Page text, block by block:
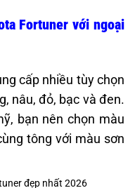
Fortuner với ngoại
cấp nhiều tùy chọn
nâu, đỏ, bạc và đen.
bạn nên chọn màu
tông với màu sơn